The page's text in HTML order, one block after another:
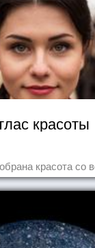
красоты
красота со